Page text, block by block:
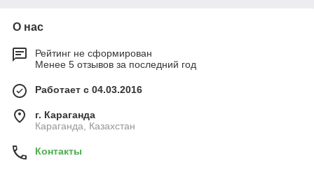
О нас
Рейтинг не сформирован
Менее 5 отзывов за последний год
Работает с 04.03.2016
г. Караганда
Караганда, Казахстан
Контакты